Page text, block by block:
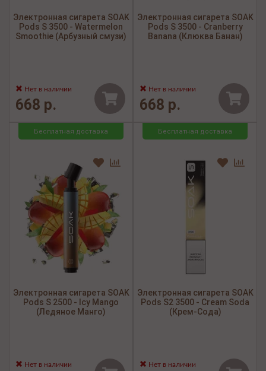
Электронная сигарета SOAK
Pods S 3500 - Watermelon
Smoothie (Арбузный смузи)
Нет в наличии
668 р.
Электронная сигарета SOAK
Pods S 3500 - Cranberry
Banana (Клюква Банан)
Нет в наличии
668 р.
Бесплатная доставка
Электронная сигарета SOAK
Pods S 2500 - Icy Mango
(Ледяное Манго)
Нет в наличии
Бесплатная доставка
Электронная сигарета SOAK
Pods S2 3500 - Cream Soda
(Крем-Сода)
Нет в наличии